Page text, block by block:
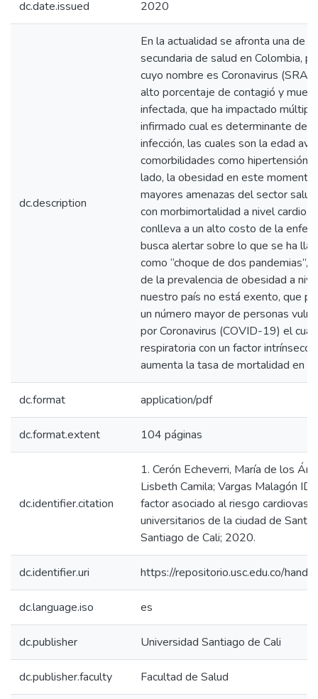
dc.date.issued 2020
dc.description
En la actualidad se afronta una de
secundaria de salud en Colombia,
cuyo nombre es Coronavirus
alto porcentaje de contagió y
infectada, que ha impactado
infirmado cual es determinante de
infección, las cuales son la edad
comorbilidades como hipertensión
lado, la obesidad en este
mayores amenazas del sector
con morbimortalidad a nivel cardio-
conlleva a un alto costo de la
busca alertar sobre lo que se ha
como “choque de dos pandemias”,
de la prevalencia de obesidad a
nuestro país no está exento, que
un número mayor de personas
por Coronavirus (COVID-19) el cual
respiratoria con un factor intrínseco
aumenta la tasa de mortalidad en
dc.format application/pdf
dc.format.extent 104 páginas
dc.identifier.citation
1. Cerón Echeverri, María de los
Lisbeth Camila; Vargas Malagón
factor asociado al riesgo
universitarios de la ciudad de
Santiago de Cali; 2020.
dc.identifier.uri https://repositorio.usc.edu.co/
dc.language.iso es
dc.publisher Universidad Santiago de Cali
dc.publisher.faculty Facultad de Salud